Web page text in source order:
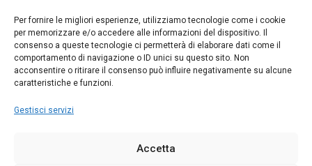
Per fornire le migliori esperienze, utilizziamo tecnologie come i cookie
per memorizzare e/o accedere alle informazioni del dispositivo. Il
consenso a queste tecnologie ci permetterà di elaborare dati come il
comportamento di navigazione o ID unici su questo sito. Non
acconsentire o ritirare il consenso può influire negativamente su alcune
caratteristiche e funzioni.
Gestisci servizi
Accetta
© 2025 Seffiline Srl Start Up Innovativa
Via Santo Stefano, 11 40125 Bologna - Italy
Partita IVA 02195171208 - R.E.A. BO-419844